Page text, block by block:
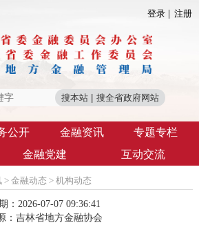
登录 注册
公开 金融资讯
专题专栏
金融党建 互动交流
> 金融动态 > 机构动态
：2026-07-07 09:36:41
： 吉林省地方金融协会